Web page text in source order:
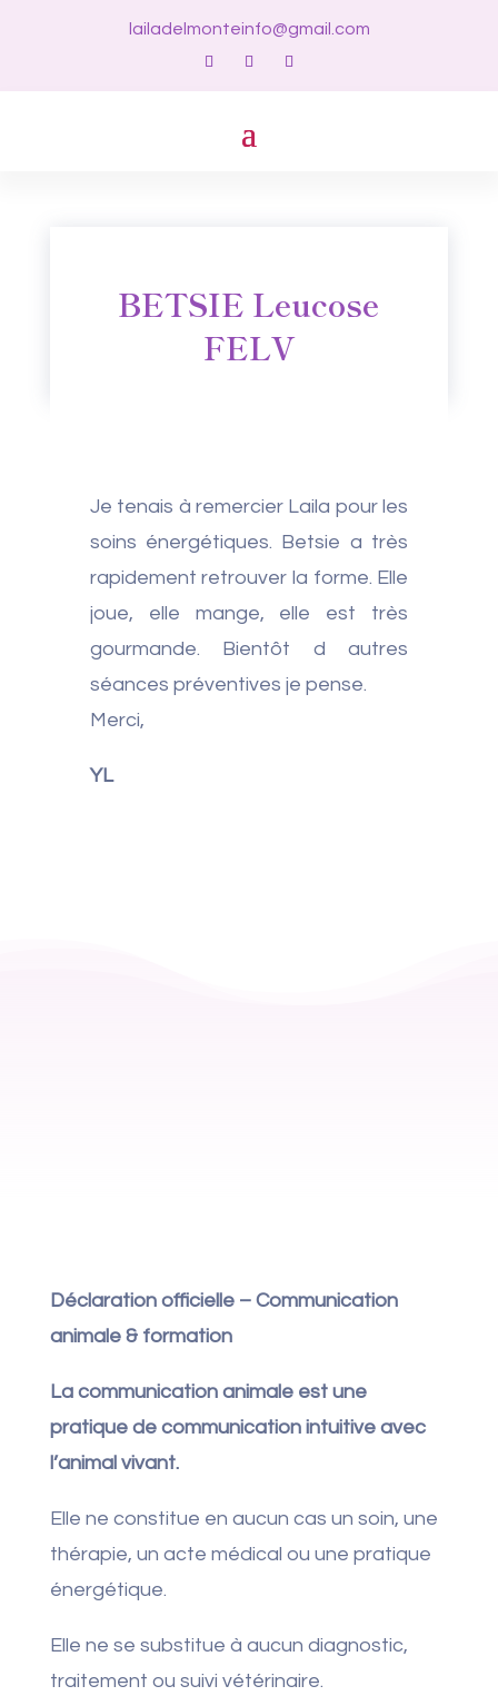
lailadelmonteinfo@gmail.com
BETSIE Leucose
FELV
Je tenais à remercier Laila pour les
soins énergétiques. Betsie a très
rapidement retrouver la forme. Elle
joue, elle mange, elle est très
gourmande. Bientôt d autres
séances préventives je pense.
Merci,
YL
Déclaration officielle – Communication
animale & formation
La communication animale est une
pratique de communication intuitive avec
l’animal vivant.
Elle ne constitue en aucun cas un soin, une
thérapie, un acte médical ou une pratique
énergétique.
Elle ne se substitue à aucun diagnostic,
traitement ou suivi vétérinaire.